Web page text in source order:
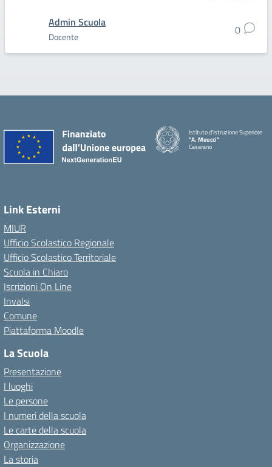
Admin Scuola
Docente 0
Istituto d'Istruzione Superiore
"A. Meucci"
Casarano
Link Esterni
MIUR
Ufficio Scolastico Regionale
Ufficio Scolastico Territoriale
Scuola in Chiaro
Iscrizioni On Line
Invalsi
Comune
Piattaforma Moodle
La Scuola
Presentazione
I luoghi
Le persone
I numeri della scuola
Le carte della scuola
Organizzazione
La storia